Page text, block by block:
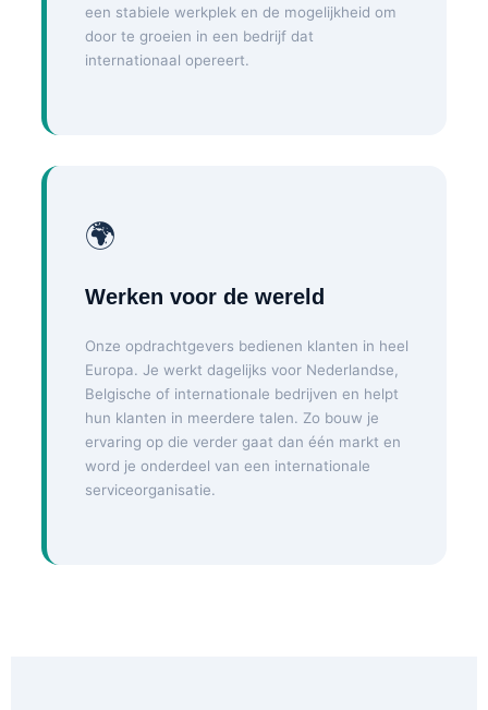
een stabiele werkplek en de mogelijkheid om
door te groeien in een bedrijf dat
internationaal opereert.
🌍
Werken voor de wereld
Onze opdrachtgevers bedienen klanten in heel
Europa. Je werkt dagelijks voor Nederlandse,
Belgische of internationale bedrijven en helpt
hun klanten in meerdere talen. Zo bouw je
ervaring op die verder gaat dan één markt en
word je onderdeel van een internationale
serviceorganisatie.